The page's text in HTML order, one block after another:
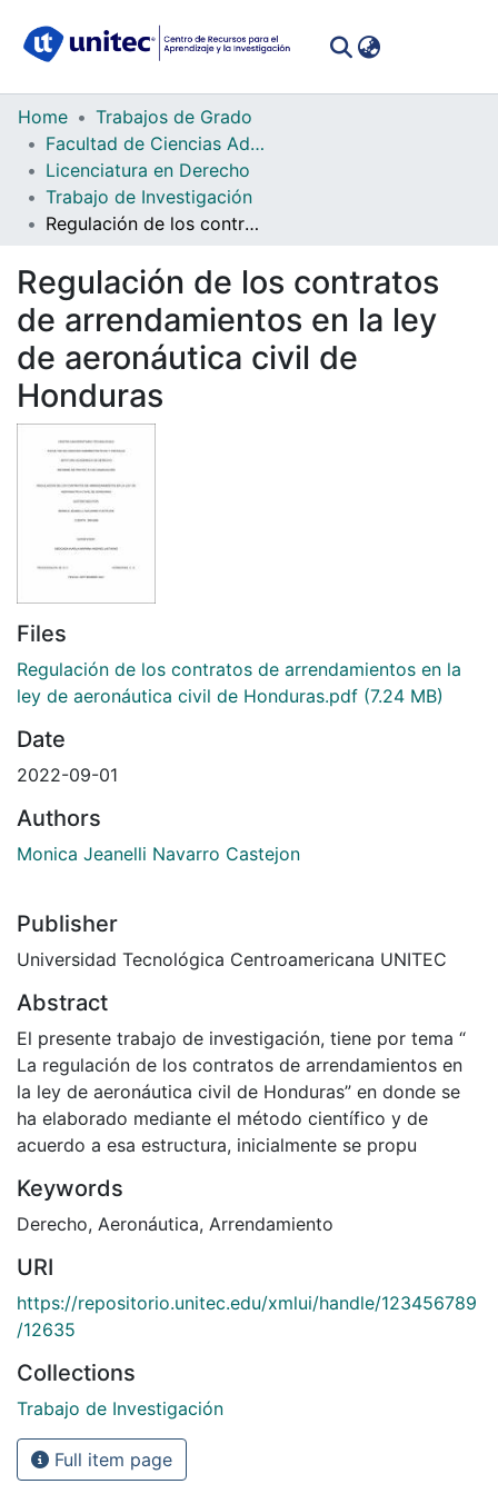
Communities
Collections
All of DSpace
Statistics
Home
Trabajos de Grado
Facultad de Ciencias Administrativas y Sociales
Licenciatura en Derecho
Trabajo de Investigación
Regulación de los contratos de arrendamientos en la ley de aeronáutica civil de Honduras
Regulación de los contratos
de arrendamientos en la ley
de aeronáutica civil de
Honduras
Files
Regulación de los contratos de arrendamientos en la
ley de aeronáutica civil de Honduras.pdf (7.24 MB)
Date
2022-09-01
Authors
Monica Jeanelli Navarro Castejon
Publisher
Universidad Tecnológica Centroamericana UNITEC
Abstract
El presente trabajo de investigación, tiene por tema “
La regulación de los contratos de arrendamientos en
la ley de aeronáutica civil de Honduras” en donde se
ha elaborado mediante el método científico y de
acuerdo a esa estructura, inicialmente se propu
Keywords
Derecho, Aeronáutica, Arrendamiento
URI
https://repositorio.unitec.edu/xmlui/handle/123456789
/12635
Collections
Trabajo de Investigación
Full item page